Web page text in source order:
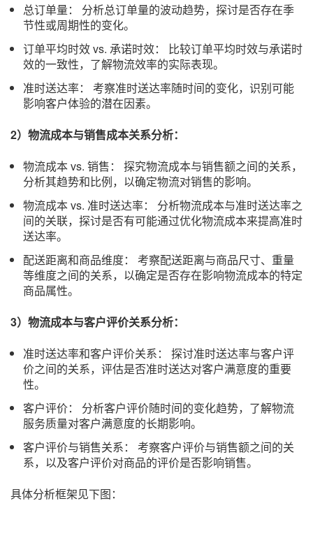
总订单量： 分析总订单量的波动趋势，探讨是否存在季
节性或周期性的变化。
订单平均时效 vs. 承诺时效： 比较订单平均时效与承诺时
效的一致性，了解物流效率的实际表现。
准时送达率： 考察准时送达率随时间的变化，识别可能
影响客户体验的潜在因素。
2）物流成本与销售成本关系分析：
物流成本 vs. 销售： 探究物流成本与销售额之间的关系，
分析其趋势和比例，以确定物流对销售的影响。
物流成本 vs. 准时送达率： 分析物流成本与准时送达率之
间的关联，探讨是否有可能通过优化物流成本来提高准时
送达率。
配送距离和商品维度： 考察配送距离与商品尺寸、重量
等维度之间的关系，以确定是否存在影响物流成本的特定
商品属性。
3）物流成本与客户评价关系分析：
准时送达率和客户评价关系： 探讨准时送达率与客户评
价之间的关系，评估是否准时送达对客户满意度的重要
性。
客户评价： 分析客户评价随时间的变化趋势，了解物流
服务质量对客户满意度的长期影响。
客户评价与销售关系： 考察客户评价与销售额之间的关
系，以及客户评价对商品的评价是否影响销售。
具体分析框架见下图：